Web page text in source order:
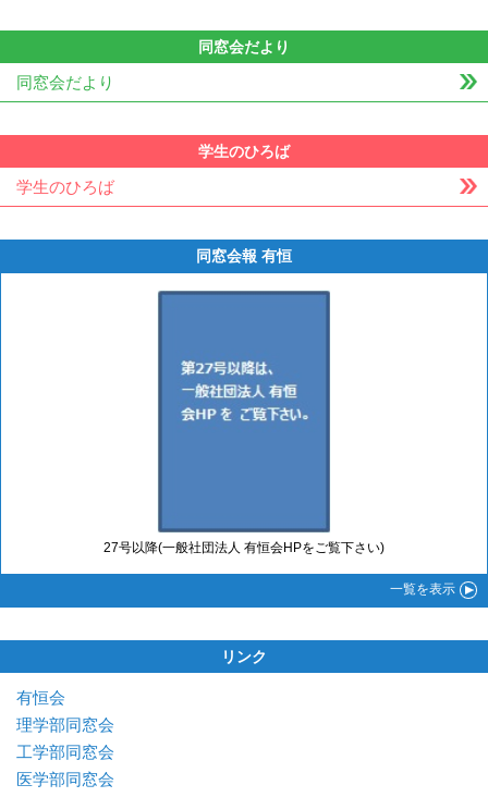
同窓会だより
同窓会だより
学生のひろば
学生のひろば
同窓会報 有恒
27号以降(一般社団法人 有恒会HPをご覧下さい)
一覧を表示
リンク
有恒会
理学部同窓会
工学部同窓会
医学部同窓会